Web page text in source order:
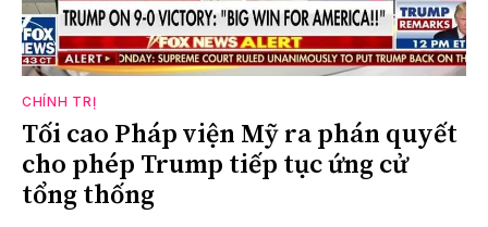
CHÍNH TRỊ
Tối cao Pháp viện Mỹ ra phán quyết
cho phép Trump tiếp tục ứng cử
tổng thống